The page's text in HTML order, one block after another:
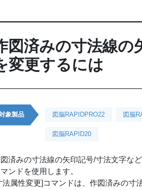
図済みの寸法線の
変更するには
象製品 図脳RAPIDPRO22 図脳
図脳RAPID20
済みの寸法線の矢印記号/寸法文字な
ンドを使用します。
法属性変更]コマンドは、作図済みの寸